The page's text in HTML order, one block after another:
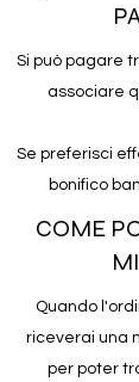
Si può pagare
associare
Se preferisci
bonifico
COME
Quando
riceverai una
per poter